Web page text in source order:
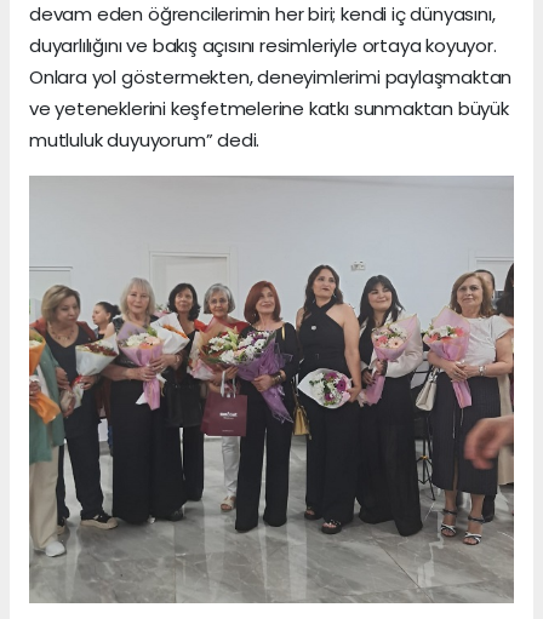
devam eden öğrencilerimin her biri; kendi iç dünyasını,
duyarlılığını ve bakış açısını resimleriyle ortaya koyuyor.
Onlara yol göstermekten, deneyimlerimi paylaşmaktan
ve yeteneklerini keşfetmelerine katkı sunmaktan büyük
mutluluk duyuyorum” dedi.